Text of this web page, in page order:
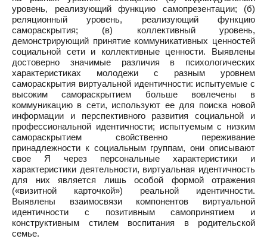
уровень, реализующий функцию самопрезентации; (б)
реляционный уровень, реализующий функцию
самораскрытия; (в) коллективный уровень,
демонстрирующий принятие коммуникативных ценностей
социальной сети и коллективные ценности. Выявлены
достоверно значимые различия в психологических
характеристиках молодежи с разным уровнем
самораскрытия виртуальной идентичности: испытуемые с
высоким самораскрытием больше вовлечены в
коммуникацию в сети, используют ее для поиска новой
информации и перспективного развития социальной и
профессиональной идентичности; испытуемым с низким
самораскрытием свойственно переживание
принадлежности к социальным группам, они описывают
свое Я через персональные характеристики и
характеристики деятельности, виртуальная идентичность
для них является лишь особой формой отражения
(«визитной карточкой») реальной идентичности.
Выявлены взаимосвязи компонентов виртуальной
идентичности с позитивным самопринятием и
конструктивным стилем воспитания в родительской
семье.